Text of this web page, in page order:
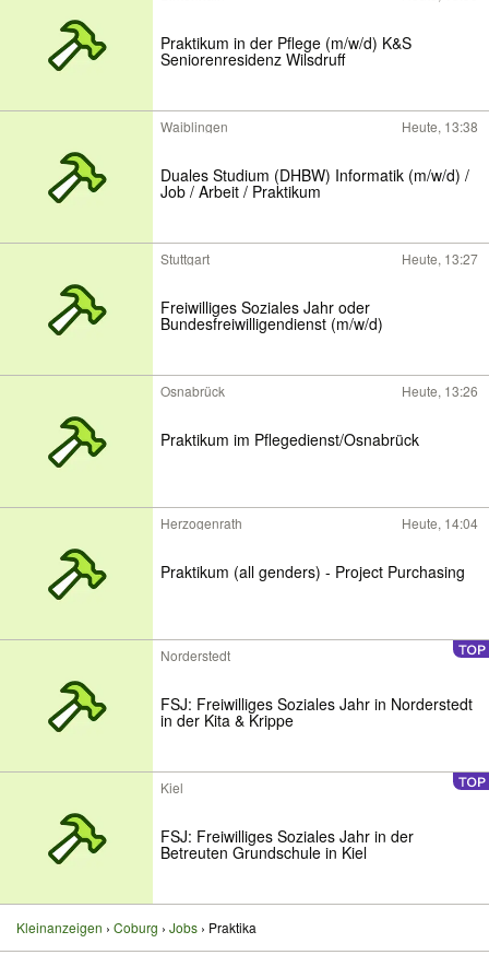
Praktikum in der Pflege (m/w/d) K&S
Seniorenresidenz Wilsdruff
Waiblingen Heute, 13:38
Duales Studium (DHBW) Informatik (m/w/d) /
Job / Arbeit / Praktikum
Stuttgart Heute, 13:27
Freiwilliges Soziales Jahr oder
Bundesfreiwilligendienst (m/w/d)
Osnabrück Heute, 13:26
Praktikum im Pflegedienst/Osnabrück
Herzogenrath Heute, 14:04
Praktikum (all genders) - Project Purchasing
Norderstedt
FSJ: Freiwilliges Soziales Jahr in Norderstedt
in der Kita & Krippe
Kiel
FSJ: Freiwilliges Soziales Jahr in der
Betreuten Grundschule in Kiel
Kleinanzeigen Coburg Jobs Praktika